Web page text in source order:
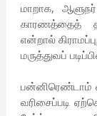
மாறாக,
காரணத்தைத்
என்றால்
மருத்துவப்
பன்னிரெண்டாம்
வரிசைப்படி